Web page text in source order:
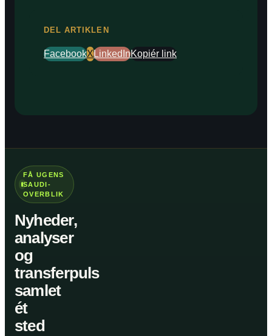
DEL ARTIKLEN
FacebookXLinkedInKopiér link
FÅ UGENS
SAUDI-
OVERBLIK
Nyheder,
analyser
og
transferpuls
samlet
ét
sted